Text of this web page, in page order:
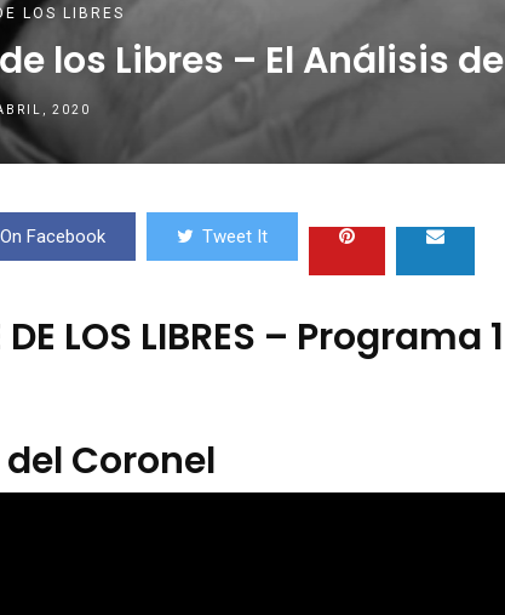
LOS LIBRES
los Libres – El Análisis
2020
Facebook Tweet It
DE LOS LIBRES –
Coronel